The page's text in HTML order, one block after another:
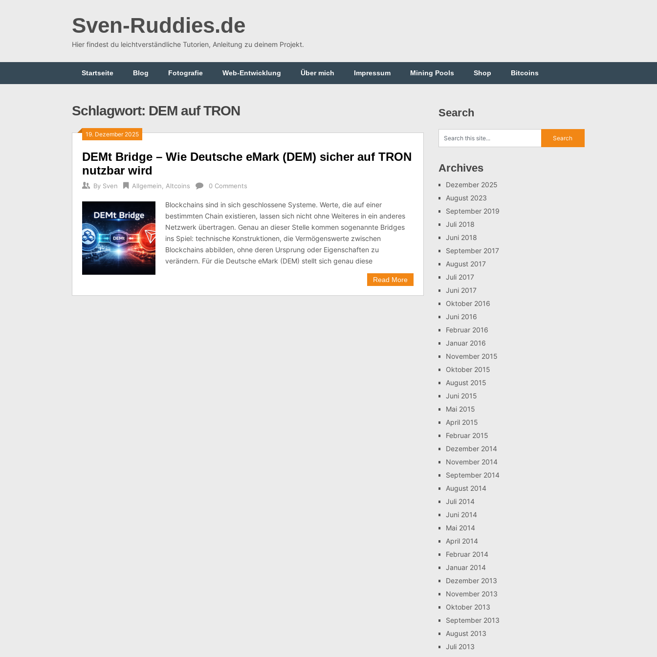
Sven-Ruddies.de
Hier findest du leichtverständliche Tutorien, Anleitung zu deinem Projekt.
Startseite Blog Fotografie Web-Entwicklung Über mich Impressum Mining Pools Shop Bitcoins
Schlagwort: DEM auf TRON
19. Dezember 2025
DEMt Bridge – Wie Deutsche eMark (DEM) sicher auf TRON
nutzbar wird
By Sven Allgemein Altcoins 0 Comments
Blockchains sind in sich geschlossene Systeme. Werte, die auf einer
bestimmten Chain existieren, lassen sich nicht ohne Weiteres in ein anderes
Netzwerk übertragen. Genau an dieser Stelle kommen sogenannte Bridges
ins Spiel: technische Konstruktionen, die Vermögenswerte zwischen
Blockchains abbilden, ohne deren Ursprung oder Eigenschaften zu
verändern. Für die Deutsche eMark (DEM) stellt sich genau diese
Read More
Search
Archives
Dezember 2025
August 2023
September 2019
Juli 2018
Juni 2018
September 2017
August 2017
Juli 2017
Juni 2017
Oktober 2016
Juni 2016
Februar 2016
Januar 2016
November 2015
Oktober 2015
August 2015
Juni 2015
Mai 2015
April 2015
Februar 2015
Dezember 2014
November 2014
September 2014
August 2014
Juli 2014
Juni 2014
Mai 2014
April 2014
Februar 2014
Januar 2014
Dezember 2013
November 2013
Oktober 2013
September 2013
August 2013
Juli 2013